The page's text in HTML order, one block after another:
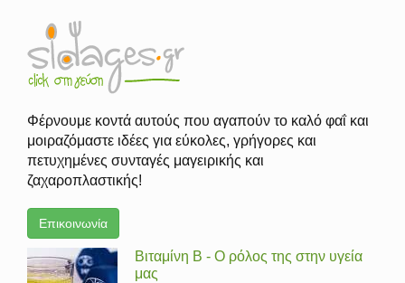
Φέρνουμε κοντά αυτούς που αγαπούν το καλό φαΐ και
μοιραζόμαστε ιδέες για εύκολες, γρήγορες και
πετυχημένες συνταγές μαγειρικής και
ζαχαροπλαστικής!
Επικοινωνία
Βιταμίνη Β - Ο ρόλος της στην υγεία
μας